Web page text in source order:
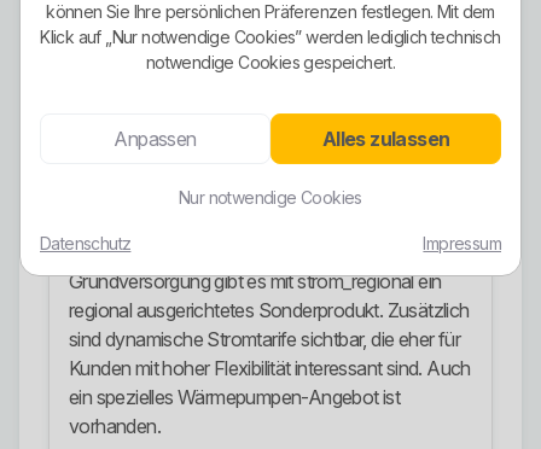
eingesetzt, sondern klar als Produktmerkmal nach
außen gestellt. Trotzdem gilt auch hier: Ein
Ökostromversprechen ersetzt keine Prüfung von
tatsächlicher Alltagstauglichkeit.
Stromangebote
Angebotsrichtungen erkennbar. Neben der
Grundversorgung gibt es mit strom_regional ein
regional ausgerichtetes Sonderprodukt. Zusätzlich
sind dynamische Stromtarife sichtbar, die eher für
Kunden mit hoher Flexibilität interessant sind. Auch
ein spezielles Wärmepumpen-Angebot ist
vorhanden.
können Sie Ihre persönlichen Präferenzen festlegen. Mit dem
Klick auf „Nur notwendige Cookies” werden lediglich technisch
notwendige Cookies gespeichert.
Anpassen Alles zulassen
Nur notwendige Cookies
Datenschutz Impressum